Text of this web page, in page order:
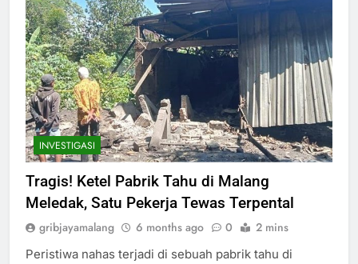
INVESTIGASI
Tragis! Ketel Pabrik Tahu di Malang
Meledak, Satu Pekerja Tewas Terpental
gribjayamalang 6 months ago 0 2 mins
Peristiwa nahas terjadi di sebuah pabrik tahu di